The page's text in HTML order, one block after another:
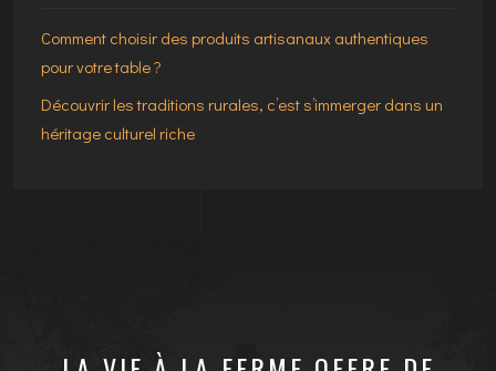
Comment choisir des produits artisanaux authentiques
pour votre table ?
Découvrir les traditions rurales, c’est s’immerger dans un
héritage culturel riche